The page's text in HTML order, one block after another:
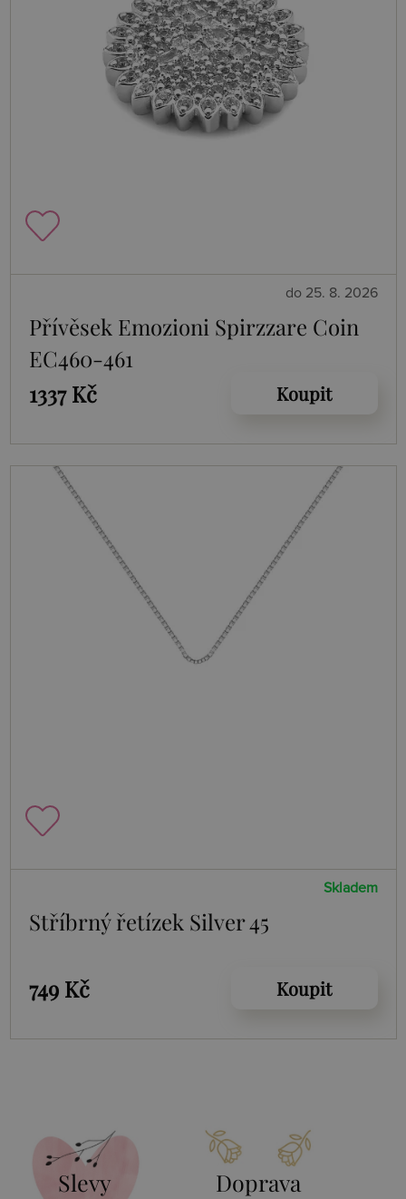
do 25. 8. 2026
Přívěsek Emozioni Spirzzare Coin
EC460-461
1337 Kč
Koupit
Skladem
Stříbrný řetízek Silver 45
749 Kč Koupit
Slevy Doprava